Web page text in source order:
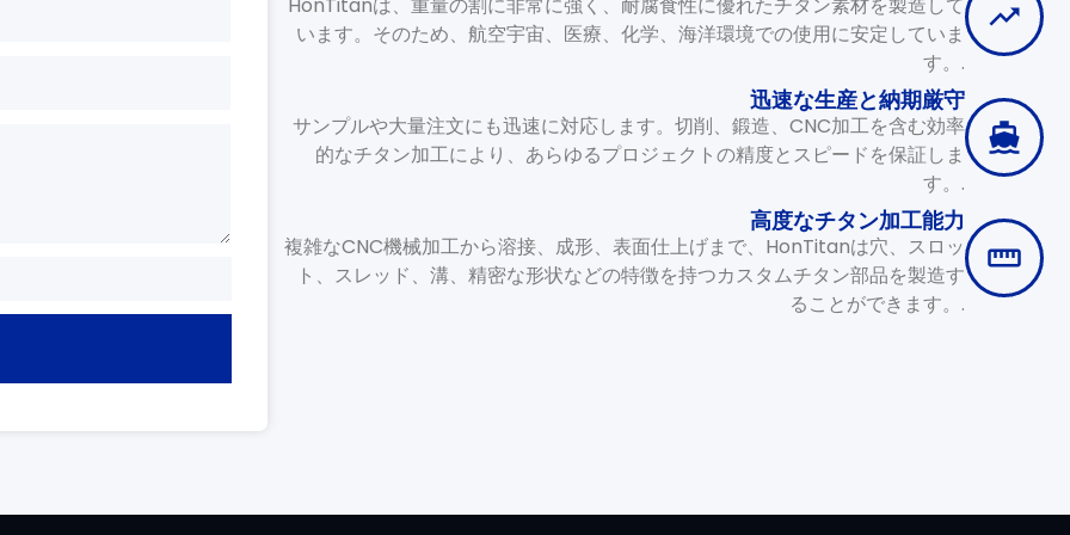
います。そのため、航空宇宙、医療、化学、海洋環境での使用に安定していま
す。.
迅速な生産と納期厳守
サンプルや大量注文にも迅速に対応します。切削、鍛造、CNC加工を含む効率
的なチタン加工により、あらゆるプロジェクトの精度とスピードを保証しま
す。.
高度なチタン加工能力
複雑なCNC機械加工から溶接、成形、表面仕上げまで、HonTitanは穴、スロッ
ト、スレッド、溝、精密な形状などの特徴を持つカスタムチタン部品を製造す
ることができます。.